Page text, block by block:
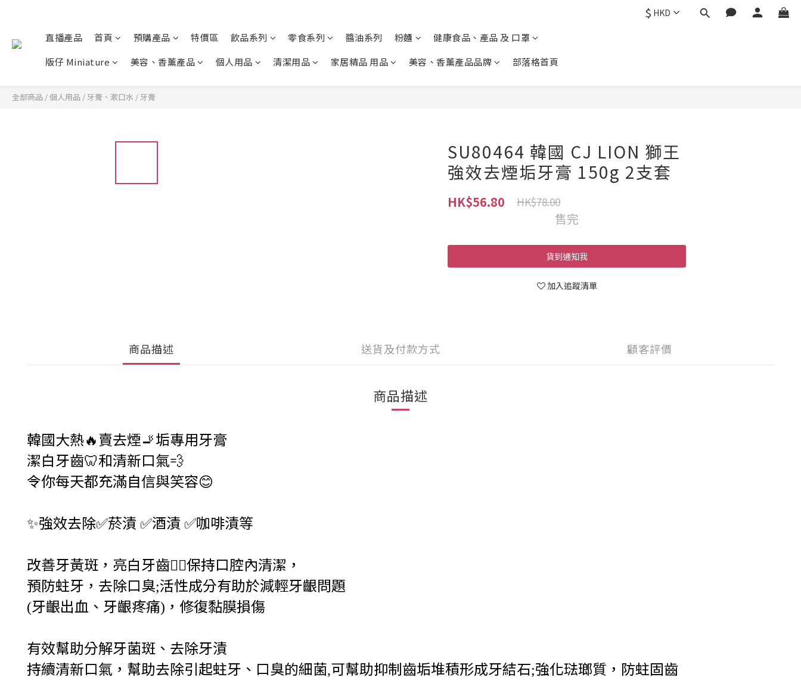
$ HKD
直播產品 首頁 預購產品 特價區 飲品系列 零食系列 醬油系列 粉麵
健康食品、產品 及 口罩
版仔 Miniature
美容、香薰產品 個人用品 清潔用品 家居精品 用品 美容、香薰產品品牌 部落格首頁
全部商品 /個人用品 /牙膏、漱口水 /牙膏
SU80464 韓國 CJ LION 獅王
強效去煙垢牙膏 150g 2支套
HK$56.80 HK$78.00
售完
貨到通知我
加入追蹤清單
商品描述 送貨及付款方式 顧客評價
商品描述
韓國大熱🔥賣去煙🚬垢專用牙膏
潔白牙齒🦷和清新口氣💨
令你每天都充滿自信與笑容😊
✨強效去除✅菸漬 ✅酒漬 ✅咖啡漬等
改善牙黃斑，亮白牙齒👍🏻保持口腔內清潔，
預防蛀牙，去除口臭;活性成分有助於減輕牙齦問題
(牙齦出血、牙齦疼痛) ，修復黏膜損傷
有效幫助分解牙菌斑、去除牙漬
持續清新口氣，幫助去除引起蛀牙、口臭的細菌,可幫助抑制齒垢堆積形成牙結石;強化琺瑯質，防蛀固齒